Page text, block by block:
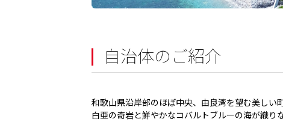
自治体のご紹介
和歌山県沿岸部のほぼ中央、由良湾を望む美しい
白亜の奇岩と鮮やかなコバルトブルーの海が織